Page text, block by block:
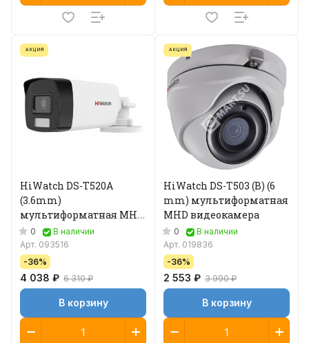
АКЦИЯ
HiWatch DS-T520A
(3.6mm)
мультиформатная MHD
видеокамера
0
В наличии
Арт. 093516
-36%
4 038 ₽ 6 310 ₽
В корзину
АКЦИЯ
HiWatch DS-T503 (B) (6
mm) мультиформатная
MHD видеокамера
0
В наличии
Арт. 019836
-36%
2 553 ₽ 3 990 ₽
В корзину